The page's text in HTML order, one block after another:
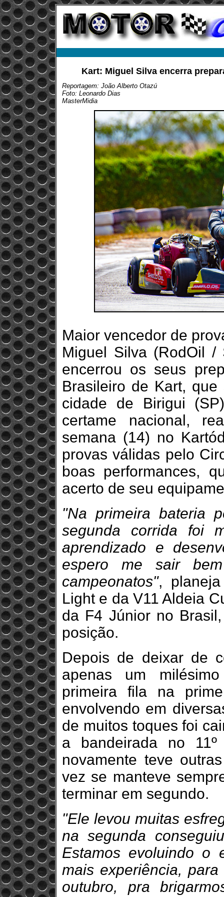
Kart: Miguel Silva encerra
Reportagem: João Alberto Otazú
Foto: Leonardo Dias
MasterMidia
Maior vencedor de
Miguel Silva (RodOil
encerrou os seus
Brasileiro de Kart,
cidade de Birigui
certame nacional,
semana (14) no
provas válidas pelo
boas performances,
acerto de seu
"Na primeira bateria
segunda corrida foi
aprendizado e
espero me sair
campeonatos",
Light e da V11 Aldeia
da F4 Júnior no
posição.
Depois de deixar de
apenas um
primeira fila na
envolvendo em
de muitos toques foi
a bandeirada no
novamente teve
vez se manteve
terminar em segundo.
"Ele levou muitas
na segunda
Estamos evoluindo o
mais experiência,
outubro, pra